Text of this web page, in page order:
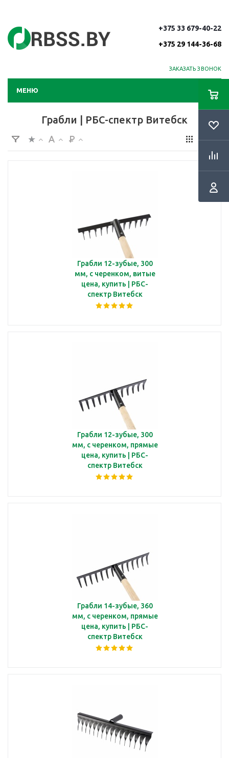
+375 33 679-40-22
+375 29 144-36-68
ЗАКАЗАТЬ ЗВОНОК
МЕНЮ
Грабли | РБС-спектр Витебск
Грабли 12-зубые, 300
мм, с черенком, витые
цена, купить | РБС-
спектр Витебск
Грабли 12-зубые, 300
мм, с черенком, прямые
цена, купить | РБС-
спектр Витебск
Грабли 14-зубые, 360
мм, с черенком, прямые
цена, купить | РБС-
спектр Витебск